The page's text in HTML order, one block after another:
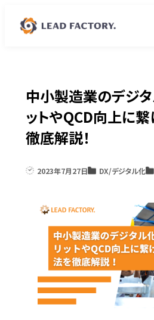
中小製造業のデジタ
ットやQCD向上に
徹底解説！
2023年7月27日 DX/デジタル化